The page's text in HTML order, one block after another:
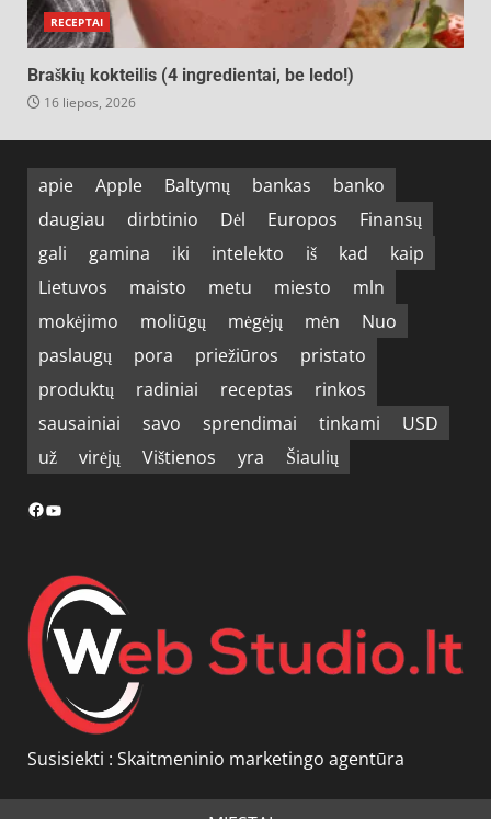
RECEPTAI
Braškių kokteilis (4 ingredientai, be ledo!)
16 liepos, 2026
apie Apple Baltymų bankas
banko
daugiau
dirbtinio Dėl Europos
Finansų
gali
gamina iki intelekto iš kad
kaip
Lietuvos
maisto metu miesto
mln
mokėjimo
moliūgų mėgėjų mėn
Nuo
paslaugų
pora priežiūros
pristato
produktų
radiniai receptas
rinkos
sausainiai
savo sprendimai tinkami
USD
už
virėjų Vištienos yra Šiaulių
Facebook
YouTube
Susisiekti : Skaitmeninio marketingo agentūra